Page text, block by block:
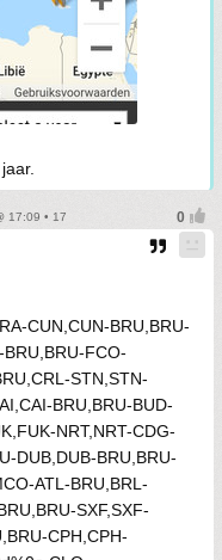
17:09 • 17